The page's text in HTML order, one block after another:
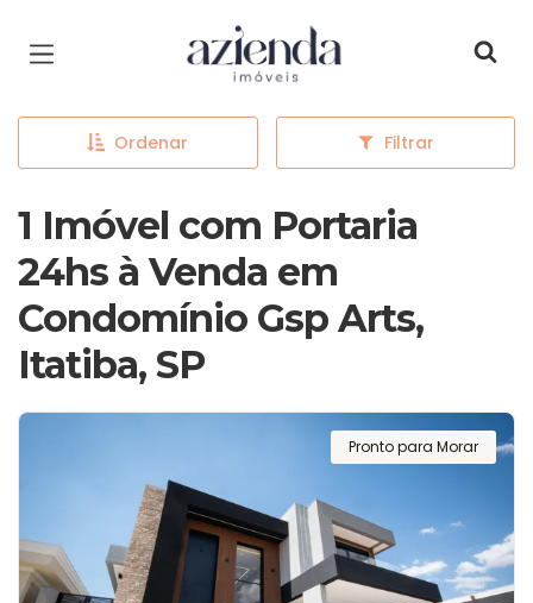
Página inicial
Ordenar Filtrar
1 Imóvel com Portaria
24hs à Venda em
Condomínio Gsp Arts,
Itatiba, SP
Pronto para Morar